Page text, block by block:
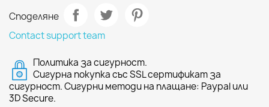
Споделяне
Contact support team
Политика за сигурност.
Сигурна покупка със SSL сертификат за
сигурност. Сигурни методи на плащане: Paypal или
3D Secure.